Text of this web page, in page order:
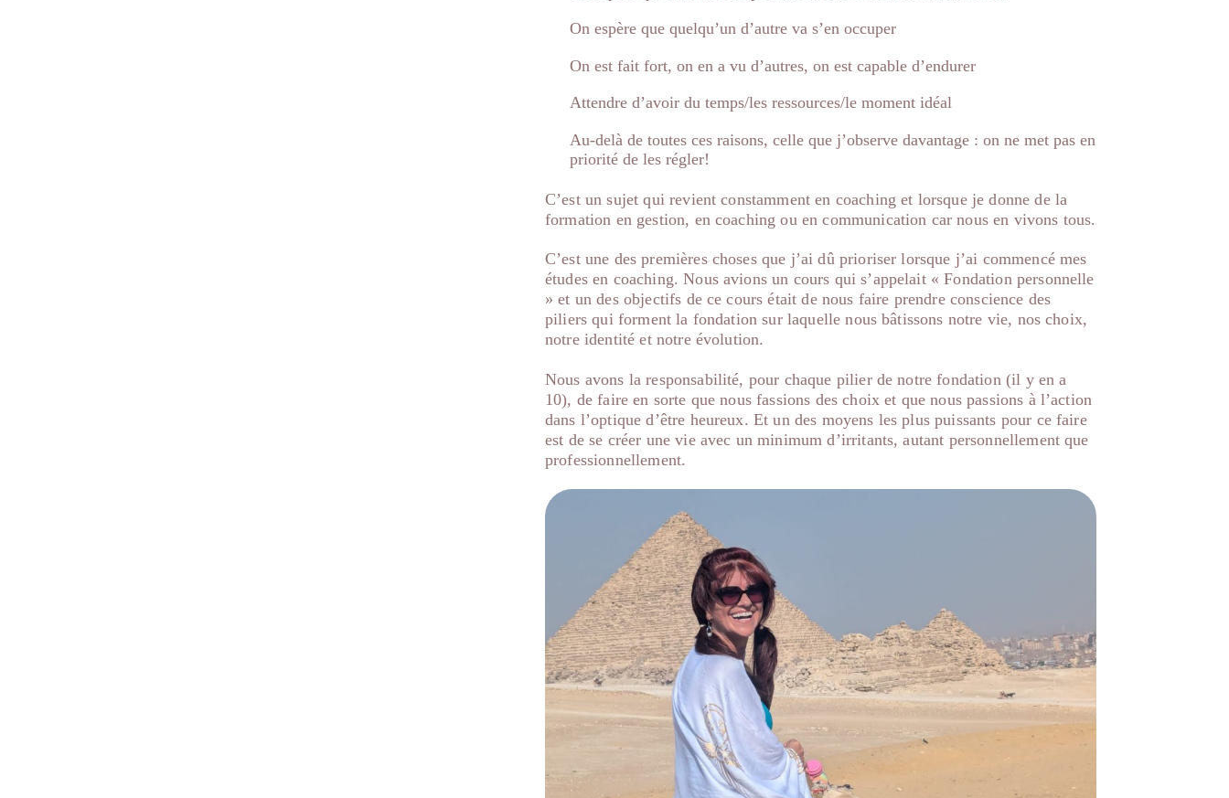
On espère que quelqu’un d’autre va s’en occuper
On est fait fort, on en a vu d’autres, on est capable d’endurer
Attendre d’avoir du temps/les ressources/le moment idéal
Au-delà de toutes ces raisons, celle que j’observe davantage : on ne met pas en
priorité de les régler!
C’est un sujet qui revient constamment en coaching et lorsque je donne de la
formation en gestion, en coaching ou en communication car nous en vivons tous.
C’est une des premières choses que j’ai dû prioriser lorsque j’ai commencé mes
études en coaching. Nous avions un cours qui s’appelait « Fondation personnelle
» et un des objectifs de ce cours était de nous faire prendre conscience des
piliers qui forment la fondation sur laquelle nous bâtissons notre vie, nos choix,
notre identité et notre évolution.
Nous avons la responsabilité, pour chaque pilier de notre fondation (il y en a
10), de faire en sorte que nous fassions des choix et que nous passions à l’action
dans l’optique d’être heureux. Et un des moyens les plus puissants pour ce faire
est de se créer une vie avec un minimum d’irritants, autant personnellement que
professionnellement.